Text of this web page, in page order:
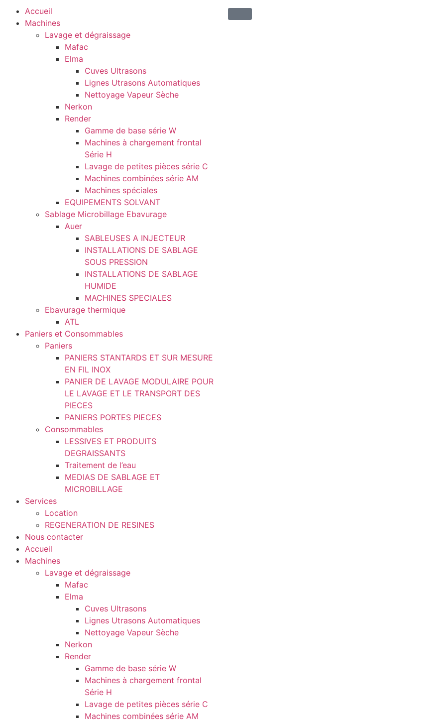
Accueil
Machines
Lavage et dégraissage
Mafac
Elma
Cuves Ultrasons
Lignes Utrasons Automatiques
Nettoyage Vapeur Sèche
Nerkon
Render
Gamme de base série W
Machines à chargement frontal
Série H
Lavage de petites pièces série C
Machines combinées série AM
Machines spéciales
EQUIPEMENTS SOLVANT
Sablage Microbillage Ebavurage
Auer
SABLEUSES A INJECTEUR
INSTALLATIONS DE SABLAGE
SOUS PRESSION
INSTALLATIONS DE SABLAGE
HUMIDE
MACHINES SPECIALES
Ebavurage thermique
ATL
Paniers et Consommables
Paniers
PANIERS STANTARDS ET SUR MESURE
EN FIL INOX
PANIER DE LAVAGE MODULAIRE POUR
LE LAVAGE ET LE TRANSPORT DES
PIECES
PANIERS PORTES PIECES
Consommables
LESSIVES ET PRODUITS
DEGRAISSANTS
Traitement de l’eau
MEDIAS DE SABLAGE ET
MICROBILLAGE
Services
Location
REGENERATION DE RESINES
Nous contacter
Accueil
Machines
Lavage et dégraissage
Mafac
Elma
Cuves Ultrasons
Lignes Utrasons Automatiques
Nettoyage Vapeur Sèche
Nerkon
Render
Gamme de base série W
Machines à chargement frontal
Série H
Lavage de petites pièces série C
Machines combinées série AM